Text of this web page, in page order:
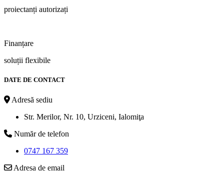
proiectanți autorizați
Finanțare
soluții flexibile
DATE DE CONTACT
Adresă sediu
Str. Merilor, Nr. 10, Urziceni, Ialomiţa
Număr de telefon
0747 167 359
Adresa de email